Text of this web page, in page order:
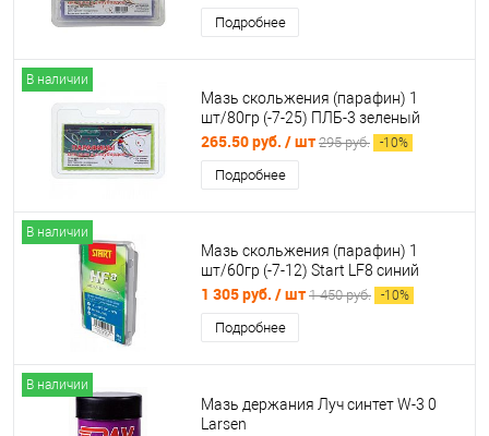
Подробнее
В наличии
Мазь скольжения (парафин) 1
шт/80гр (-7-25) ПЛБ-3 зеленый
01496
265.50 руб. / шт 295 руб. -10%
Подробнее
В наличии
Мазь скольжения (парафин) 1
шт/60гр (-7-12) Start LF8 синий
996492
1 305 руб. / шт 1 450 руб. -10%
Подробнее
В наличии
Мазь держания Луч синтет W-3 0
Larsen